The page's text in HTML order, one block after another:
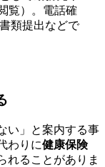
覧）。電話確
類提出などで
い」と案内する事
わりに健康保険
れることがありま